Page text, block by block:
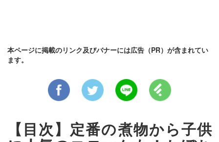
本ページに掲載のリンク及びバナーには広告（PR）が含まれてい
ます。
【目次】定番の煮物から子供